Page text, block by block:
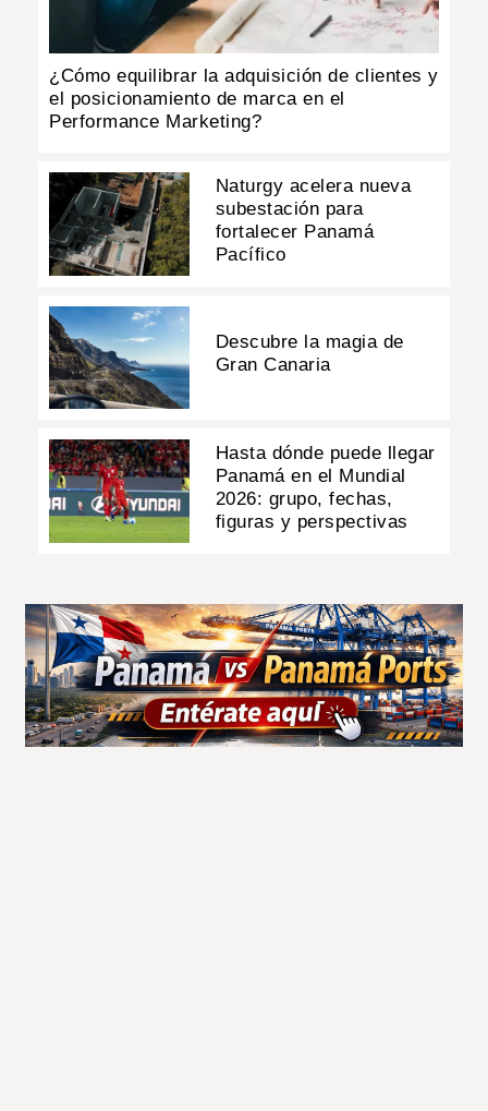
¿Cómo equilibrar la adquisición de clientes y
el posicionamiento de marca en el
Performance Marketing?
Naturgy acelera nueva
subestación para
fortalecer Panamá
Pacífico
Descubre la magia de
Gran Canaria
Hasta dónde puede llegar
Panamá en el Mundial
2026: grupo, fechas,
figuras y perspectivas